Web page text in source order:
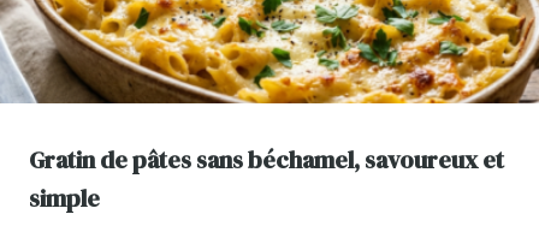
Gratin de pâtes sans béchamel, savoureux et
simple